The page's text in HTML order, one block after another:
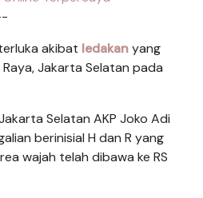
akibat ledakanyang
Jakarta Selatan pada
Selatan AKP Joko Adi
berinisial H dan R yang
wajah telah dibawa ke RS